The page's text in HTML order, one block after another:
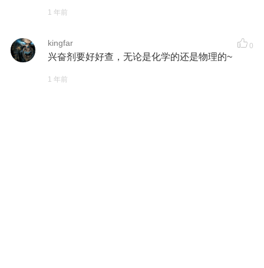
1 年前
kingfar 0
兴奋剂要好好查，无论是化学的还是物理的~
1 年前